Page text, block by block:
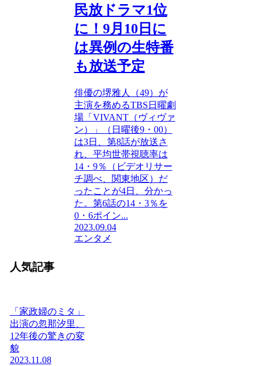
民放ドラマ1位
に！9月10日に
は異例の生特番
も放送予定
俳優の堺雅人（49）が
主演を務めるTBS日曜劇
場「VIVANT（ヴィヴァ
ン）」（日曜後9・00）
は3日、第8話が放送さ
れ、平均世帯視聴率は
14・9％（ビデオリサー
チ調べ、関東地区）だ
ったことが4日、分かっ
た。第6話の14・3％を
0・6ポイン...
2023.09.04
エンタメ
人気記事
「家政婦のミタ」
出演の忽那汐里、
12年後の驚きの変
貌
2023.11.08